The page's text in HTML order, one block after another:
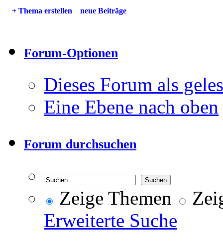
+ Thema erstellen neue Beiträge
Forum-Optionen
Dieses Forum als
Eine Ebene nach oben
Forum durchsuchen
Zeige Themen
Erweiterte Suche